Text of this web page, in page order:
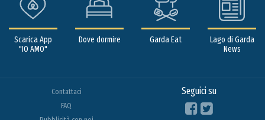
Scarica App
"IO AMO"
Dove dormire Garda Eat
Lago di Garda
News
Contattaci
FAQ
Seguici su